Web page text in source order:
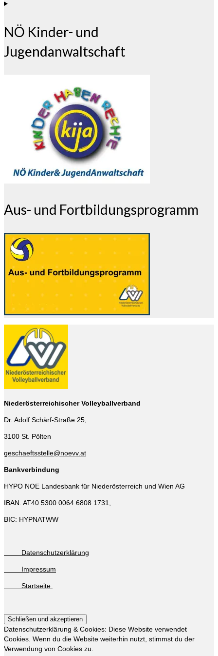
NÖ Kinder- und
Jugendanwaltschaft
Aus- und Fortbildungsprogramm
Niederösterreichischer Volleyballverband
Dr. Adolf Schärf-Straße 25,
3100 St. Pölten
geschaeftsstelle@noevv.at
Bankverbindung
HYPO NOE Landesbank für Niederösterreich und Wien AG
IBAN: AT40 5300 0064 6808 1731;
BIC: HYPNATWW
Datenschutzerklärung
Impressum
Startseite
Datenschutzerklärung & Cookies: Diese Website verwendet
Cookies. Wenn du die Website weiterhin nutzt, stimmst du der
Verwendung von Cookies zu.